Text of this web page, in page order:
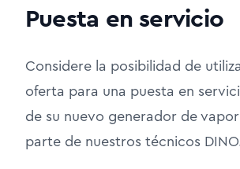
Puesta en servicio
Considere la posibilidad de
oferta para una puesta en
de su nuevo generador de
parte de nuestros técnicos